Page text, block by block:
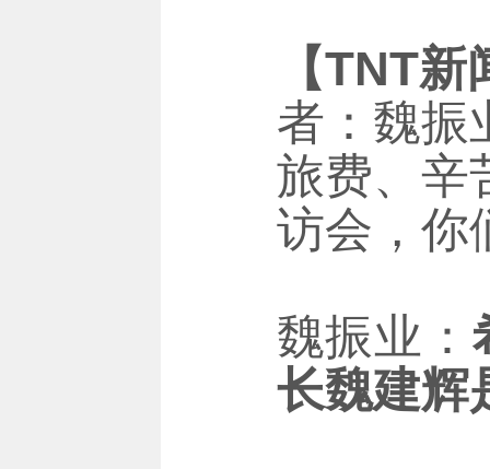
【TNT
者：魏振
旅费、辛
访会，你
魏振业：
长魏建辉